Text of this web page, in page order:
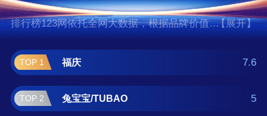
排行榜123网依托全网大数据，根据品牌价值、
口碑评价等多项指数评选出了免漆板十大品牌
排行榜,前十名分别是福庆、兔宝宝/TUBAO、
莫干山、千年舟/TREEZO、大王椰/KING
COCONUT、大亚人造板、雪宝、伟业牌板
材、露水河/DEWRIVER、福湘/FUXIANG。如
【展开】
TOP 1 福庆 7.6
TOP 2 兔宝宝/TUBAO 5